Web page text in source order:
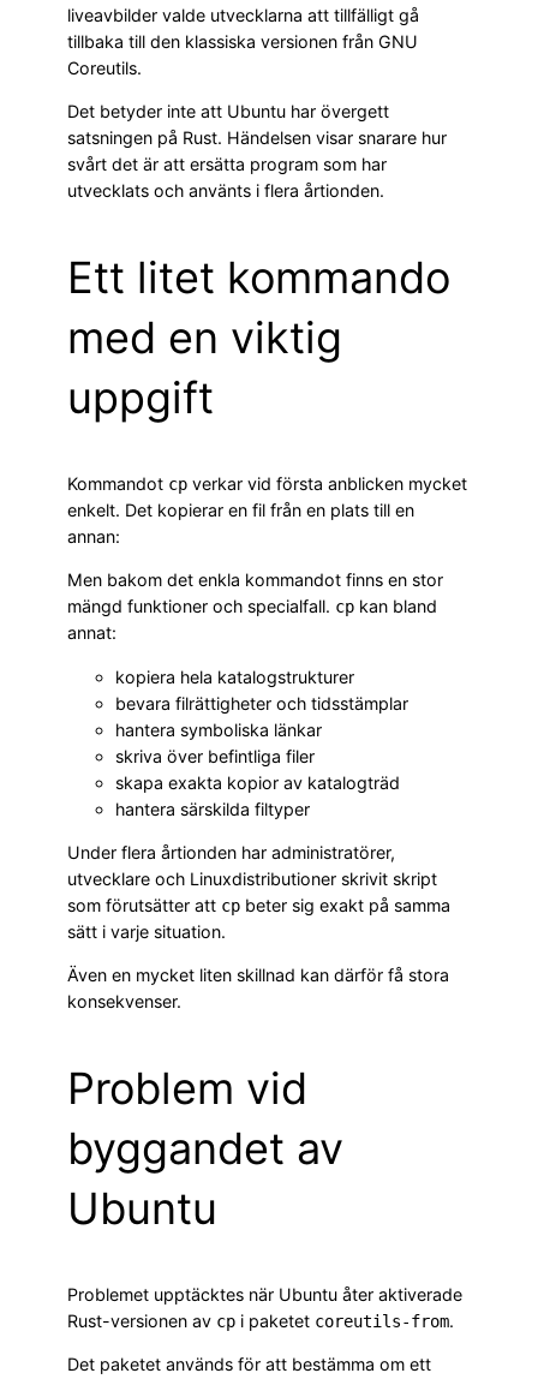
liveavbilder valde utvecklarna att tillfälligt gå
tillbaka till den klassiska versionen från GNU
Coreutils.
Det betyder inte att Ubuntu har övergett
satsningen på Rust. Händelsen visar snarare hur
svårt det är att ersätta program som har
utvecklats och använts i flera årtionden.
Ett litet kommando
med en viktig
uppgift
Kommandot cp verkar vid första anblicken mycket
enkelt. Det kopierar en fil från en plats till en
annan:
Men bakom det enkla kommandot finns en stor
mängd funktioner och specialfall. cp kan bland
annat:
kopiera hela katalogstrukturer
bevara filrättigheter och tidsstämplar
hantera symboliska länkar
skriva över befintliga filer
skapa exakta kopior av katalogträd
hantera särskilda filtyper
Under flera årtionden har administratörer,
utvecklare och Linuxdistributioner skrivit skript
som förutsätter att cp beter sig exakt på samma
sätt i varje situation.
Även en mycket liten skillnad kan därför få stora
konsekvenser.
Problem vid
byggandet av
Ubuntu
Problemet upptäcktes när Ubuntu åter aktiverade
Rust-versionen av cp i paketet coreutils-from.
Det paketet används för att bestämma om ett